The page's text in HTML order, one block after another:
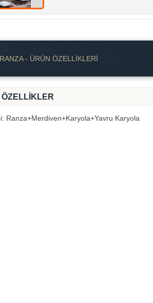
- ÜRÜN ÖZELLIKLERI
Ranza+Merdiven+Karyola+Yavru Karyola